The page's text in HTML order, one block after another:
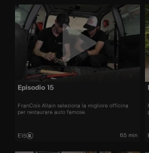
Episodio 15
FranCois Allain seleziona la migliore officina
per restaurare auto famose.
E15 65 min